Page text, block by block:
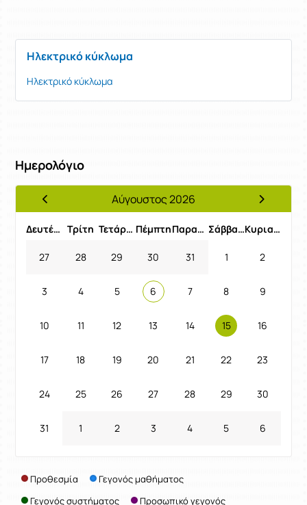
Ηλεκτρικό κύκλωμα
Ηλεκτρικό κύκλωμα
Ημερολόγιο
Προηγούμενος ΜήναςΑύγουστος 2026
Επόμενος
Δευτέρα Τρίτη Τετάρτη Πέμπτη Παρασκευή Σάββατο Κυριακή
27 28 29 30 31 1 2
3 4 5 6 7 8 9
10 11 12 13 14 15 16
17 18 19 20 21 22 23
24 25 26 27 28 29 30
31 1 2 3 4 5 6
Προθεσμία
Γεγονός μαθήματος
Γεγονός συστήματος
Προσωπικό γεγονός